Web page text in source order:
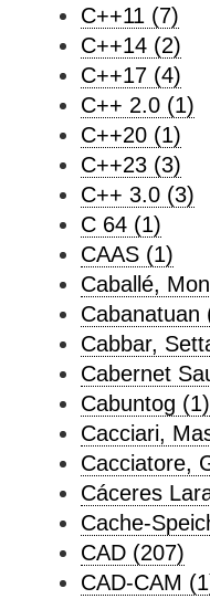
C++11 (7)
C++14 (2)
C++17 (4)
C++ 2.0 (1)
C++20 (1)
C++23 (3)
C++ 3.0 (3)
C 64 (1)
CAAS (1)
Caballé,
Cabanatuan
Cabbar,
Cabernet
Cabuntog (1)
Cacciari,
Cacciatore,
Cáceres
Cache-
CAD (207)
CAD-CAM